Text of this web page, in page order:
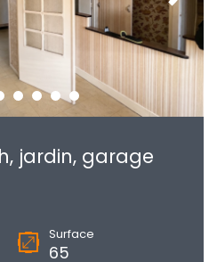
jardin, garage
Surface
65